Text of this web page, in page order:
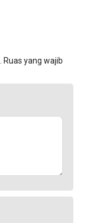
Ruas yang wajib